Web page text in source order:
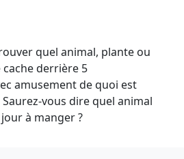
quel animal, plante ou
derrière 5
amusement de quoi est
vous dire quel animal
à manger ?